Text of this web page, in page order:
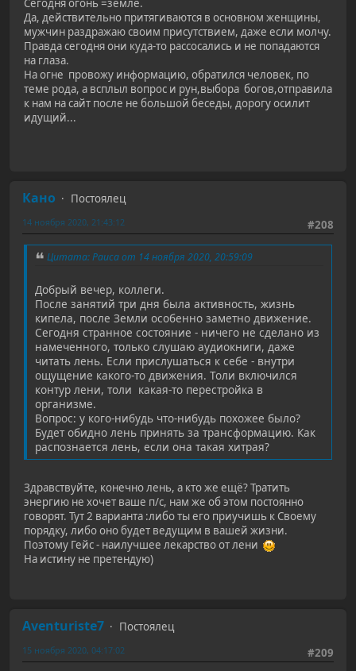
Сегодня огонь =земле.
Да, действительно притягиваются в основном женщины,
мужчин раздражаю своим присутствием, даже если молчу.
Правда сегодня они куда-то рассосались и не попадаются
на глаза.
На огне провожу информацию, обратился человек, по
теме рода, а всплыл вопрос и рун,выбора богов,отправила
к нам на сайт после не большой беседы, дорогу осилит
идущий...
Кано
Постоялец
#208
14 ноября 2020, 21:43:12
Цитата: Раиса от 14 ноября 2020, 20:59:09
Добрый вечер, коллеги.
После занятий три дня была активность, жизнь
кипела, после Земли особенно заметно движение.
Сегодня странное состояние - ничего не сделано из
намеченного, только слушаю аудиокниги, даже
читать лень. Если прислушаться к себе - внутри
ощущение какого-то движения. Толи включился
контур лени, толи какая-то перестройка в
организме.
Вопрос: у кого-нибудь что-нибудь похожее было?
Будет обидно лень принять за трансформацию. Как
распознается лень, если она такая хитрая?
Здравствуйте, конечно лень, а кто же ещё? Тратить
энергию не хочет ваше п/с, нам же об этом постоянно
говорят. Тут 2 варианта :либо ты его приучишь к Своему
порядку, либо оно будет ведущим в вашей жизни.
Поэтому Гейс - наилучшее лекарство от лени
На истину не претендую)
Aventuriste7
Постоялец
#209
15 ноября 2020, 04:17:02